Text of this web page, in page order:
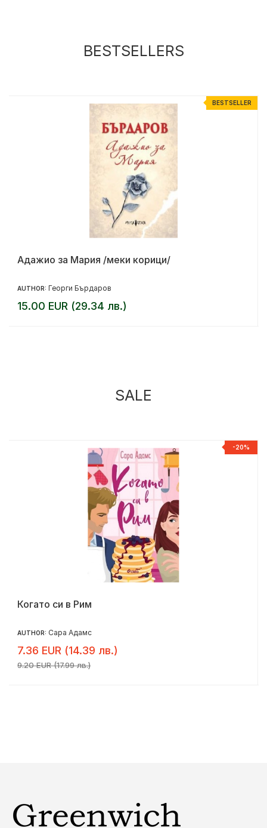
BESTSELLERS
BESTSELLER
Адажио за Мария /меки корици/
AUTHOR: Георги Бърдаров
15.00 EUR (29.34 лв.)
SALE
-20%
Когато си в Рим
AUTHOR: Сара Адамс
7.36 EUR (14.39 лв.)
9.20 EUR (17.99 лв.)